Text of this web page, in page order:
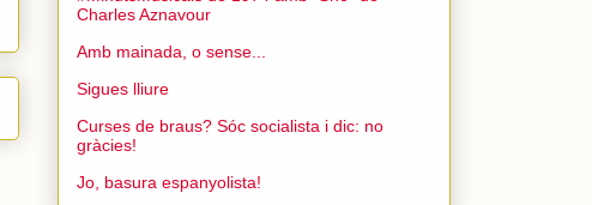
Charles Aznavour
Amb mainada, o sense...
Sigues lliure
Curses de braus? Sóc socialista i dic: no
gràcies!
Jo, basura espanyolista!